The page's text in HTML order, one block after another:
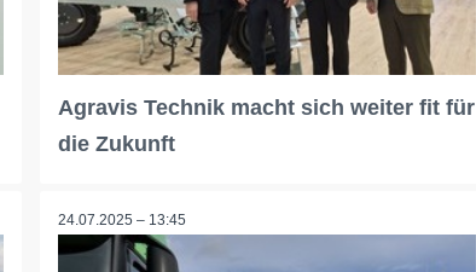
Agravis Technik macht sich weiter fit für
die Zukunft
24.07.2025 – 13:45